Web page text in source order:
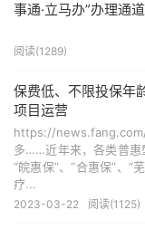
事通·立马办”办理通
阅读(1289)
保费低、不限投保年
项目运营
https://
多……近年来，各类普惠
“皖惠保”、“合惠保”、“
疗...
2023-03-22 阅读(1125)